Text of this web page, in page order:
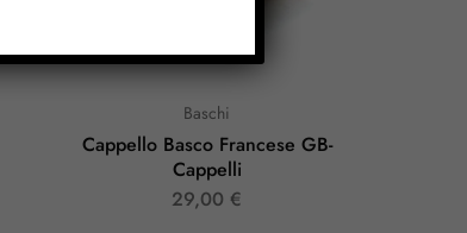
Baschi
Cappello Basco Francese GB-
Cappelli
29,00 €